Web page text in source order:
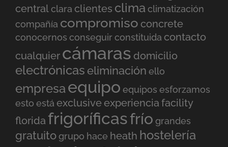
centralclara clientes climaclimatización
compañía compromiso concrete
conocernos conseguir constituida contacto
cualquier cámaras domicilio
electrónicas eliminación ello
empresaequipo equipos esforzamos
esto está exclusive experiencia facility
florida frigoríficasfrío grandes
gratuito grupo hace heath hostelería